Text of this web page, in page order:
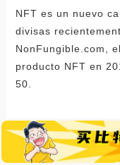
NFT es un nuevo
divisas
NonFungible.com,
producto NFT en
50.